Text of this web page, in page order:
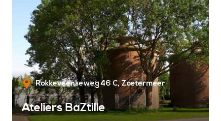
Rokkeveenseweg 46 C Zoetermeer
Ateliers BaZtille